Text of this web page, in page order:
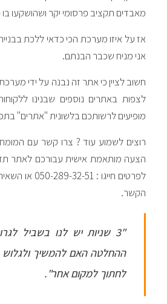
מאבדים תקציב פרסומי יקר ושהושקעו
אז על איזו מערכת הכי כדאי ללכת
אני מניח שכבר הבנתם.
חשוב לציין כי אתר זה נבנה על ידי
לצפות באתרים נוספים שבנינו
מופיעים לרשותכם בלשונית "אתרים"
רוצים לשמוע עוד ? צרו קשר עם
הצעה מותאמת אישית עבורכם לאתר
לפרטים חייגו :
הקשר.
"3 שניות יש לנו בשביל
ההחלטה האם להמשיך
לחתוך למקום אחר".